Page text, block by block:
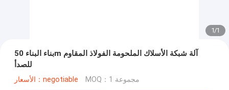
1/1
بناء البناء 50m آلة شبكة الأسلاك الملحومة الفولاذ المقاوم
للصدأ
الأسعار：negotiable MOQ：1 مجموعة